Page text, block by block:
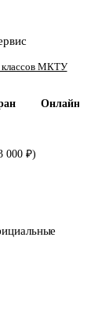
МКТУ
Онлайн-
000 ₽)